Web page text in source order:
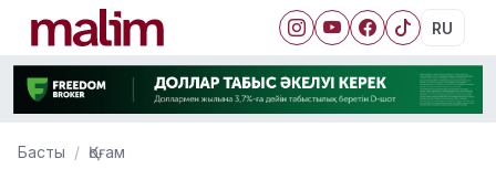
RU
Басты Қоғам